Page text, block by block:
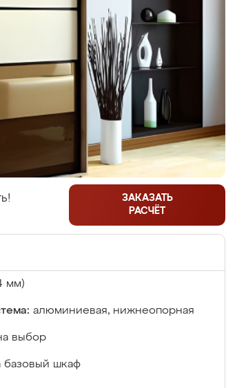
ЗАКАЗАТЬ
РАСЧЁТ
мм)
алюминиевая, нижнеопорная
выбор
базовый шкаф